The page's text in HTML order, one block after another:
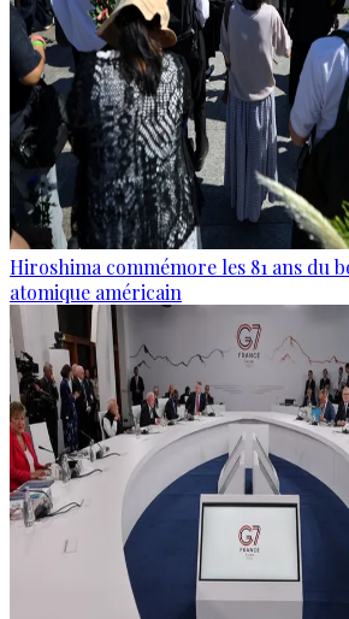
Hiroshima commémore les 81 ans du
atomique américain